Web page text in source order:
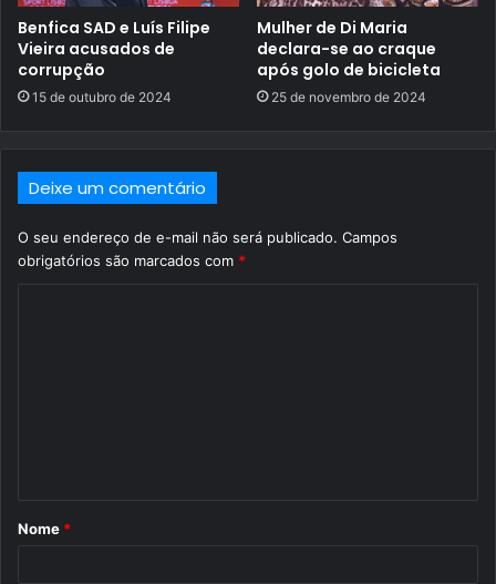
Benfica SAD e Luís Filipe
Vieira acusados de
corrupção
15 de outubro de 2024
Mulher de Di Maria
declara-se ao craque
após golo de bicicleta
25 de novembro de 2024
Deixe um comentário
O seu endereço de e-mail não será publicado. Campos
obrigatórios são marcados com *
r
Nome *